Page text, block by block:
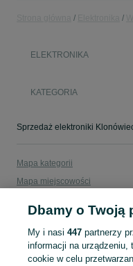
ELEKTRONIKA
KATEGORIA
Mapa kategorii
Mapa miejscowości
Popularne wyszukiwania
Dbamy o Twoją
My i nasi447 partnerzy
informacji na
cookie w celu